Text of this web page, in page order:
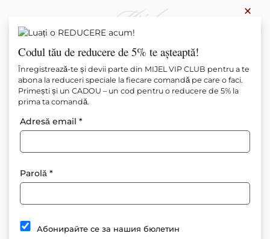
×
Codul tău de reducere de 5% te așteaptă!
Înregistrează-te și devii parte din MIJEL VIP CLUB pentru a te
abona la reduceri speciale la fiecare comandă pe care o faci.
Primești și un CADOU – un cod pentru o reducere de 5% la
prima ta comandă.
Adresă email*
Parolă*
Абонирайте се за нашия бюлетин